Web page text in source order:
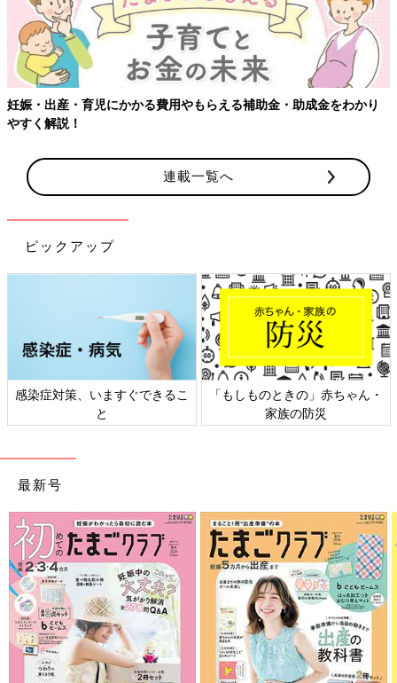
妊娠・出産・育児にかかる費用やもらえる補助金・助成金をわかり
やすく解説！
連載一覧へ
ピックアップ
感染症対策、いますぐできるこ
と
「もしものときの」赤ちゃん・
家族の防災
最新号